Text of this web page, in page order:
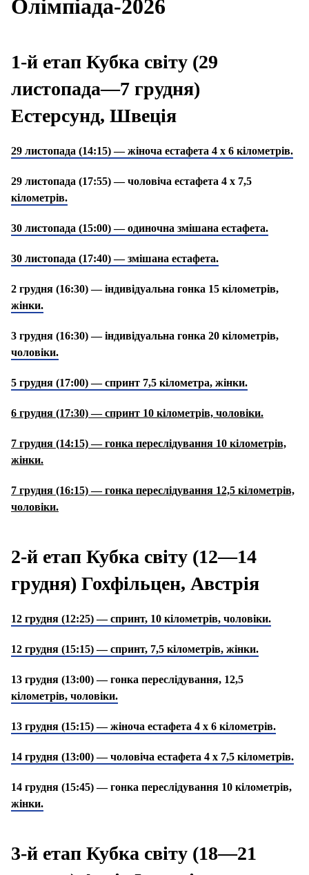
Олімпіада-2026
1-й етап Кубка світу (29
листопада—7 грудня)
Естерсунд, Швеція
29 листопада (14:15) — жіноча естафета 4 х 6 кілометрів.
29 листопада (17:55) — чоловіча естафета 4 х 7,5
кілометрів.
30 листопада (15:00) — одиночна змішана естафета.
30 листопада (17:40) — змішана естафета.
2 грудня (16:30) — індивідуальна гонка 15 кілометрів,
жінки.
3 грудня (16:30) — індивідуальна гонка 20 кілометрів,
чоловіки.
5 грудня (17:00) — спринт 7,5 кілометра, жінки.
6 грудня (17:30) — спринт 10 кілометрів, чоловіки.
7 грудня (14:15) — гонка переслідування 10 кілометрів,
жінки.
7 грудня (16:15) — гонка переслідування 12,5 кілометрів,
чоловіки.
2-й етап Кубка світу (12—14
грудня) Гохфільцен, Австрія
12 грудня (12:25) — спринт, 10 кілометрів, чоловіки.
12 грудня (15:15) — спринт, 7,5 кілометрів, жінки.
13 грудня (13:00) — гонка переслідування, 12,5
кілометрів, чоловіки.
13 грудня (15:15) — жіноча естафета 4 х 6 кілометрів.
14 грудня (13:00) — чоловіча естафета 4 х 7,5 кілометрів.
14 грудня (15:45) — гонка переслідування 10 кілометрів,
жінки.
3-й етап Кубка світу (18—21